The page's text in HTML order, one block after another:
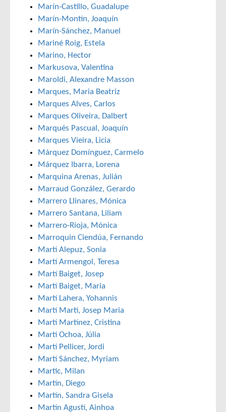
Marín-Castillo, Guadalupe
Marín-Montín, Joaquín
Marín-Sánchez, Manuel
Mariné Roig, Estela
Marino, Hector
Markusova, Valentina
Maroldi, Alexandre Masson
Marques, Maria Beatriz
Marques Alves, Carlos
Marques Oliveira, Dalbert
Marqués Pascual, Joaquín
Marques Vieira, Licia
Márquez Domínguez, Carmelo
Márquez Ibarra, Lorena
Marquina Arenas, Julián
Marraud González, Gerardo
Marrero Llinares, Mónica
Marrero Santana, Liliam
Marrero-Rioja, Mónica
Marroquin Ciendúa, Fernando
Martí Alepuz, Sonia
Martí Armengol, Teresa
Martí Baiget, Josep
Martí Baiget, Maria
Martí Lahera, Yohannis
Martí Martí, Josep Maria
Martí Martínez, Cristina
Martí Ochoa, Júlia
Martí Pellicer, Jordi
Martí Sánchez, Myriam
Martic, Milan
Martín, Diego
Martín, Sandra Gisela
Martín Agustí, Ainhoa